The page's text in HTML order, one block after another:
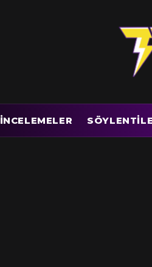
İNCELEMELER